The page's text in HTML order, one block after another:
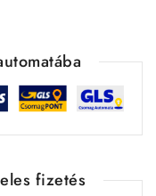
fizetés